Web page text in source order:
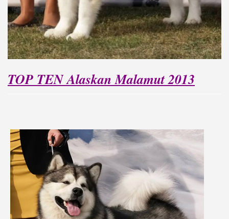
TOP TEN Alaskan Malamut 2013